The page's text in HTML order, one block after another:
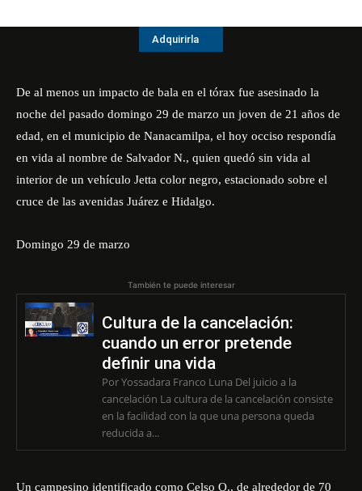
Adquirirla
De al menos un impacto de bala en el tórax fue asesinado la
noche del pasado domingo 29 de marzo un joven de 21 años de
edad, en el municipio de Nanacamilpa, el hoy occiso respondía
en vida al nombre de Salvador N., quien quedó sin vida al
interior de un vehículo Jetta color negro, estacionado sobre el
cruce de las avenidas Juárez e Hidalgo.
Domingo 29 de marzo
También te puede interesar
Cultura de la cancelación:
cuando un error pretende
definir una vida
Por Yossadara Franco Luna Del juicio a la
cancelación La cultura de la cancelación consiste
en la facilidad con la que una persona queda
reducida a...
Un campesino identificado como Celso O., de alrededor de 70